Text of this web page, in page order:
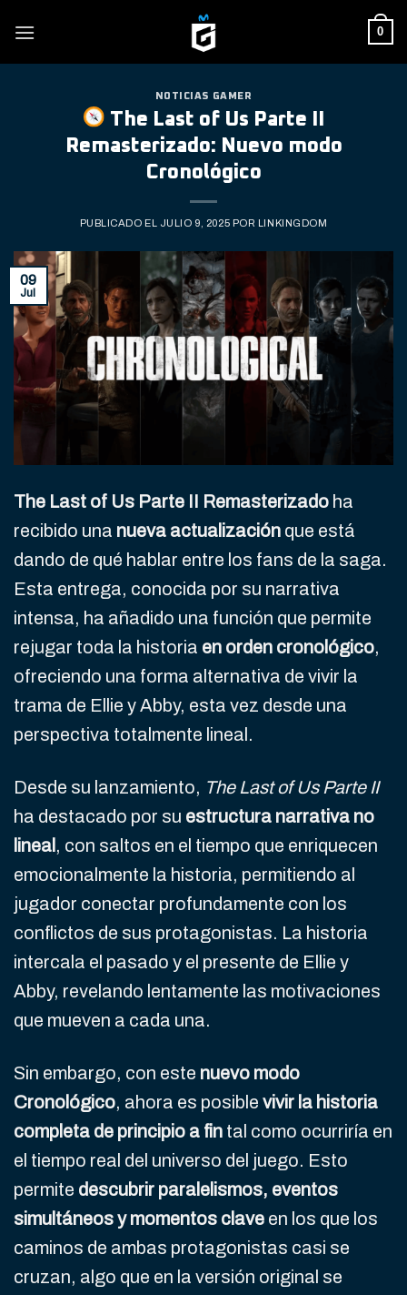
0
NOTICIAS GAMER
The Last of Us Parte II
Remasterizado: Nuevo modo
Cronológico
PUBLICADO EL JULIO 9, 2025 POR LINKINGDOM
09
Jul
The Last of Us Parte II Remasterizado ha
recibido una nueva actualización que está
dando de qué hablar entre los fans de la saga.
Esta entrega, conocida por su narrativa
intensa, ha añadido una función que permite
rejugar toda la historia en orden cronológico,
ofreciendo una forma alternativa de vivir la
trama de Ellie y Abby, esta vez desde una
perspectiva totalmente lineal.
Desde su lanzamiento, The Last of Us Parte II
ha destacado por su estructura narrativa no
lineal , con saltos en el tiempo que enriquecen
emocionalmente la historia, permitiendo al
jugador conectar profundamente con los
conflictos de sus protagonistas. La historia
intercala el pasado y el presente de Ellie y
Abby, revelando lentamente las motivaciones
que mueven a cada una.
Sin embargo, con este nuevo modo
Cronológico, ahora es posible vivir la historia
completa de principio a fin tal como ocurriría en
el tiempo real del universo del juego. Esto
permite descubrir paralelismos, eventos
simultáneos y momentos clave en los que los
caminos de ambas protagonistas casi se
cruzan, algo que en la versión original se